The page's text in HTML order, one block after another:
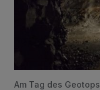
Am Tag des Geotops